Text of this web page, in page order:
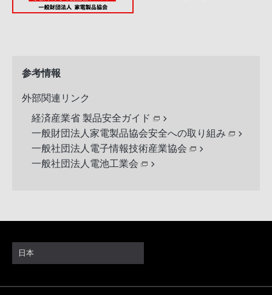
参考情報
外部関連リンク
経済産業省 製品安全ガイド
一般財団法人家電製品協会安全への取り組み
一般社団法人電子情報技術産業協会
一般社団法人電池工業会
日本